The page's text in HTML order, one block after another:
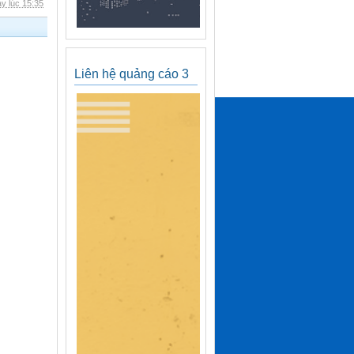
lúc 15:35
Liên hệ quảng cáo 3